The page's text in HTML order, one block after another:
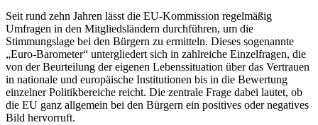
Seit rund zehn Jahren lässt die EU-Kommission regelmäßig
Umfragen in den Mitgliedsländern durchführen, um die
Stimmungslage bei den Bürgern zu ermitteln. Dieses sogenannte
„Euro-Barometer“ untergliedert sich in zahlreiche Einzelfragen, die
von der Beurteilung der eigenen Lebenssituation über das Vertrauen
in nationale und europäische Institutionen bis in die Bewertung
einzelner Politikbereiche reicht. Die zentrale Frage dabei lautet, ob
die EU ganz allgemein bei den Bürgern ein positives oder negatives
Bild hervorruft.